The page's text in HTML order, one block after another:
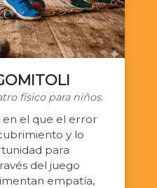
físico para niños.
el que el error
y lo
para
del juego
empatía,